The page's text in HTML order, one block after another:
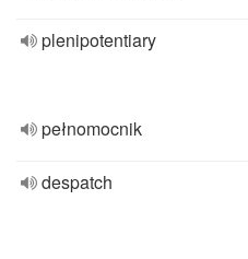
plenipotentiary
pełnomocnik
despatch